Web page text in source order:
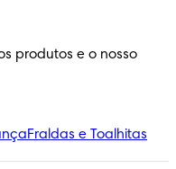
produtos e o nosso
Fraldas e Toalhitas